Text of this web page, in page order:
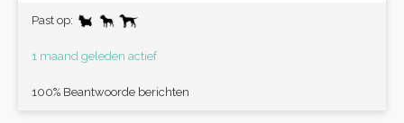
Past op:
1 maand geleden actief
100% Beantwoorde berichten